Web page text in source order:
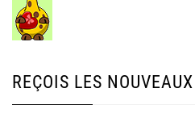
REÇOIS LES